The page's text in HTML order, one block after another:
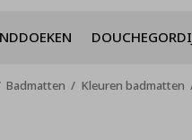
Badmatten Kleuren badmatten